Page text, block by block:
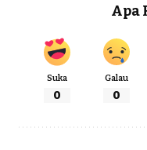
Apa
Suka
0
Galau
0